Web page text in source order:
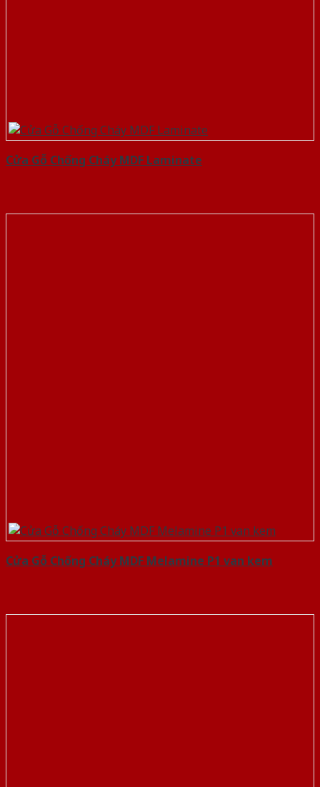
Cửa Gỗ Chống Cháy MDF Laminate
Cửa Gỗ Chống Cháy MDF Melamine P1 van kem